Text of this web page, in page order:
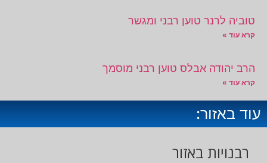
טוביה לרנר טוען רבני ומגשר
קרא עוד »
הרב יהודה אבלס טוען רבני מוסמך
קרא עוד »
עוד באזור:
רבנויות באזור